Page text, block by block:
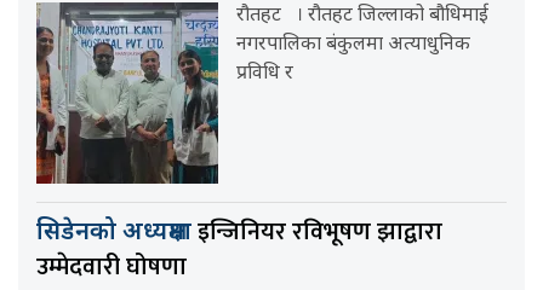
रौतहट । रौतहट जिल्लाको बौधिमाई
नगरपालिका बंकुलमा अत्याधुनिक
प्रविधि र
सिडेनको अध्यक्षमाइन्जिनियर रविभूषण झाद्वारा
उम्मेदवारी घोषणा